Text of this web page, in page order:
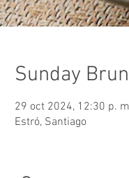
Sunday
29 oct 2024, 12:30 p.
Estró, Santiago